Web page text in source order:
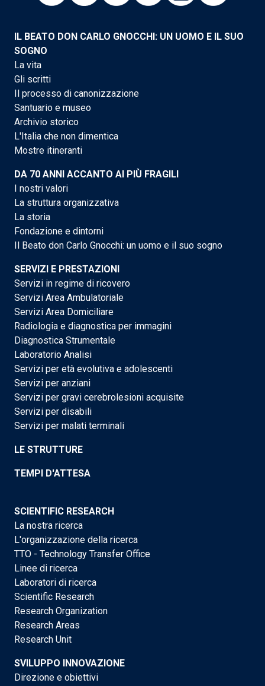
IL BEATO DON CARLO GNOCCHI: UN UOMO E IL SUO
SOGNO
La vita
Gli scritti
Il processo di canonizzazione
Santuario e museo
Archivio storico
L'Italia che non dimentica
Mostre itineranti
DA 70 ANNI ACCANTO AI PIÙ FRAGILI
I nostri valori
La struttura organizzativa
La storia
Fondazione e dintorni
Il Beato don Carlo Gnocchi: un uomo e il suo sogno
SERVIZI E PRESTAZIONI
Servizi in regime di ricovero
Servizi Area Ambulatoriale
Servizi Area Domiciliare
Radiologia e diagnostica per immagini
Diagnostica Strumentale
Laboratorio Analisi
Servizi per età evolutiva e adolescenti
Servizi per anziani
Servizi per gravi cerebrolesioni acquisite
Servizi per disabili
Servizi per malati terminali
LE STRUTTURE
TEMPI D'ATTESA
SCIENTIFIC RESEARCH
La nostra ricerca
L'organizzazione della ricerca
TTO - Technology Transfer Office
Linee di ricerca
Laboratori di ricerca
Scientific Research
Research Organization
Research Areas
Research Unit
SVILUPPO INNOVAZIONE
Direzione e obiettivi